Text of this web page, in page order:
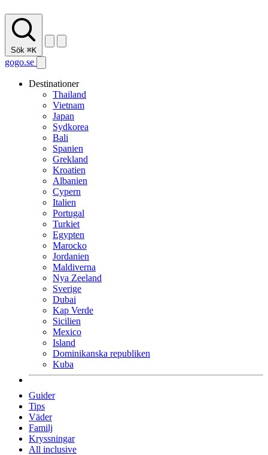
Sök ⌘K
gogo.se
Destinationer
Thailand
Vietnam
Japan
Sydkorea
Bali
Spanien
Grekland
Kroatien
Albanien
Cypern
Italien
Portugal
Turkiet
Egypten
Marocko
Jordanien
Maldiverna
Nya Zeeland
Sverige
Dubai
Kap Verde
Sicilien
Mexico
Island
Dominikanska republiken
Kuba
Guider
Tips
Väder
Familj
Kryssningar
All inclusive